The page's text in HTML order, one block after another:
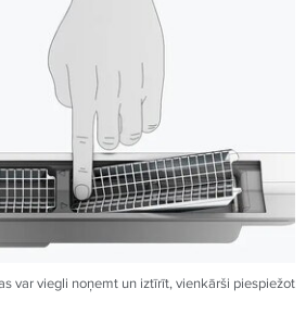
var viegli noņemt un iztīrīt, vienkārši piespiežot